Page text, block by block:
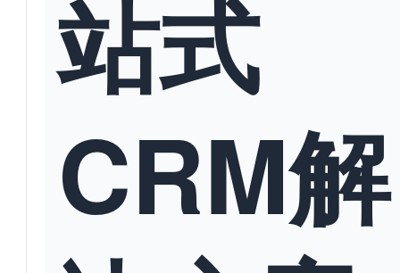
站式
CRM解